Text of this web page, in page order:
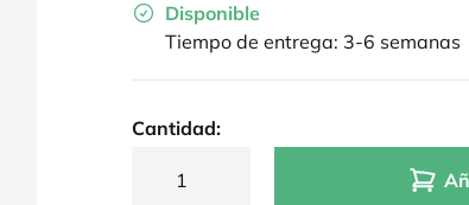
Disponible
Tiempo de entrega: 3-6 semanas
Cantidad: